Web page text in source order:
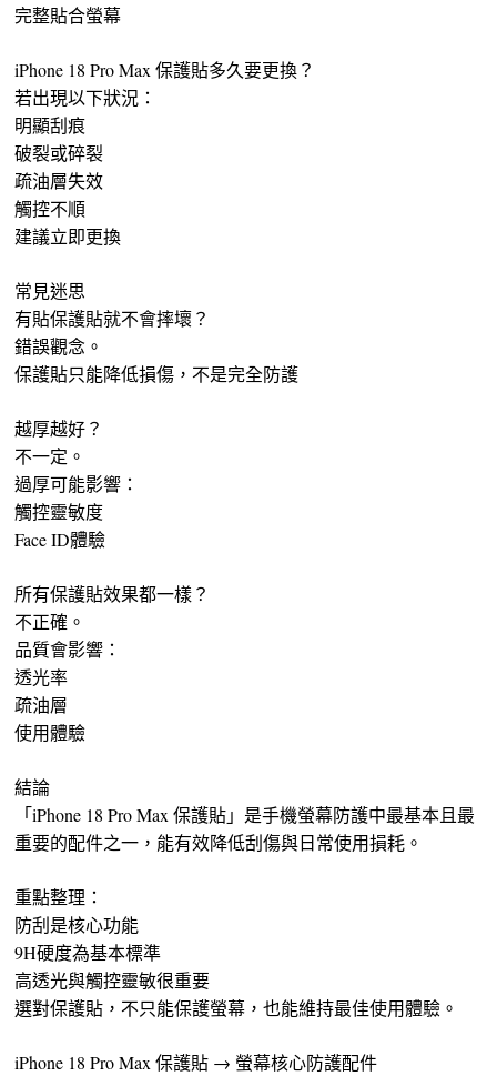
完整貼合螢幕
iPhone 18 Pro Max 保護貼多久要更換？
若出現以下狀況：
明顯刮痕
破裂或碎裂
疏油層失效
觸控不順
建議立即更換
常見迷思
有貼保護貼就不會摔壞？
錯誤觀念。
保護貼只能降低損傷，不是完全防護
越厚越好？
不一定。
過厚可能影響：
觸控靈敏度
Face ID體驗
所有保護貼效果都一樣？
不正確。
品質會影響：
透光率
疏油層
使用體驗
結論
「iPhone 18 Pro Max 保護貼」是手機螢幕防護中最基本且最
重要的配件之一，能有效降低刮傷與日常使用損耗。
重點整理：
防刮是核心功能
9H硬度為基本標準
高透光與觸控靈敏很重要
選對保護貼，不只能保護螢幕，也能維持最佳使用體驗。
iPhone 18 Pro Max 保護貼 → 螢幕核心防護配件